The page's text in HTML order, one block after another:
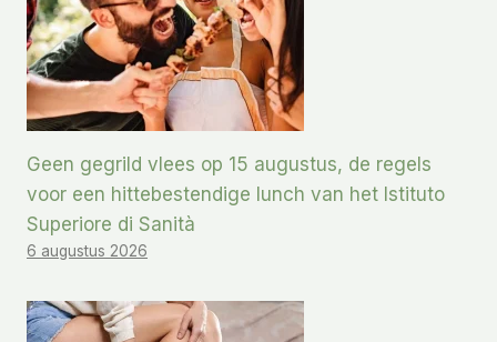
Geen gegrild vlees op 15 augustus, de regels
voor een hittebestendige lunch van het Istituto
Superiore di Sanità
6 augustus 2026